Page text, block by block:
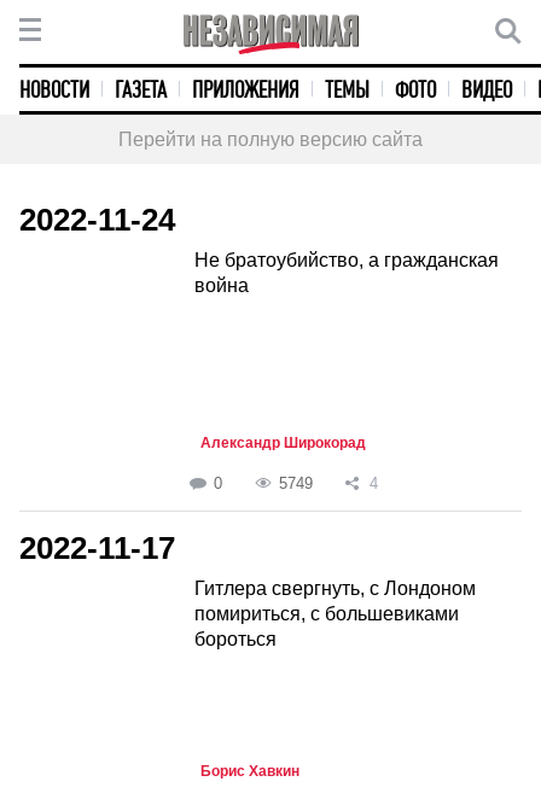
НОВОСТИ ГАЗЕТА ПРИЛОЖЕНИЯ ТЕМЫ ФОТО ВИДЕО
Перейти на полную версию сайта
2022-11-24
Не братоубийство, а гражданская
война
Александр Широкорад
0 5749 4
2022-11-17
Гитлера свергнуть, с Лондоном
помириться, с большевиками
бороться
Борис Хавкин